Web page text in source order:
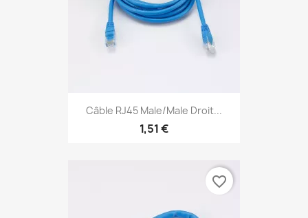
Câble RJ45 Male/Male Droit...
1,51 €
favorite_border